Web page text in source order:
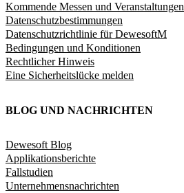
Kommende Messen und Veranstaltungen
Datenschutzbestimmungen
Datenschutzrichtlinie für DewesoftM
Bedingungen und Konditionen
Rechtlicher Hinweis
Eine Sicherheitslücke melden
BLOG UND NACHRICHTEN
Dewesoft Blog
Applikationsberichte
Fallstudien
Unternehmensnachrichten